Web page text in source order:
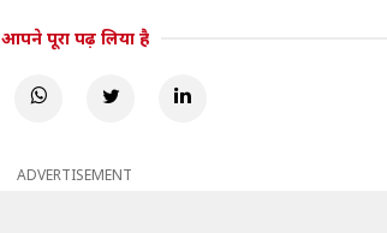
आपने पूरा पढ़ लिया है
ADVERTISEMENT